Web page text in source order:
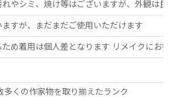
れやシミ、焼け等はございますが、外観は
すが、まだまだご使用いただけます
め着用は個人差となります リメイクにお
多くの作家物を取り揃えたランク